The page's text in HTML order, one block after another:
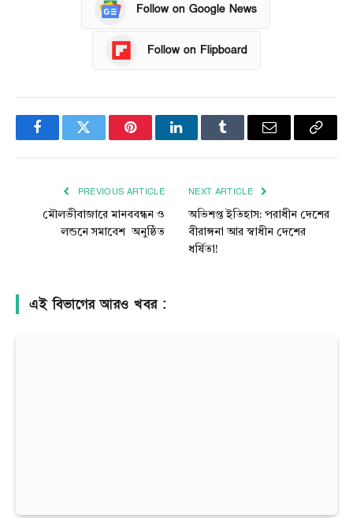
Follow on Google News
Follow on Flipboard
FacebookTwitter PinterestLinkedInTumblr Email
Copy
PREVIOUS ARTICLE
মৌলভীবাজারে মানববন্ধন ও
লন্ডনে সমাবেশ অনুষ্ঠিত
NEXT ARTICLE
অভিশপ্ত ইতিহাস: পরাধীন দেশের
বীরাঙ্গনা আর স্বাধীন দেশের
ধর্ষিতা!
এই বিভাগের আরও খবর :